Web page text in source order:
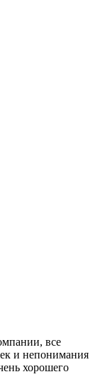
все
и непонимания
хорошего